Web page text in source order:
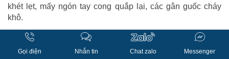
khét lẹt, mấy ngón tay cong quắp lại, các gân guốc cháy
khô.
Khương Hậu hét lên một tiếng rồi chết giấc.
Người sau có làm thơ than:
Gọi điện Nhắn tin Chat zalo Messenger